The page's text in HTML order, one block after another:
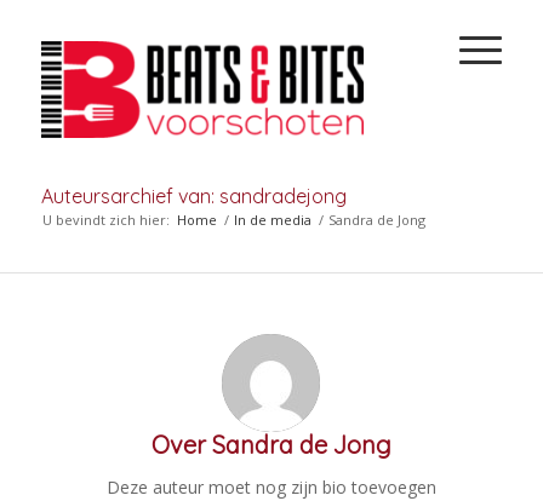
Auteursarchief van: sandradejong
U bevindt zich hier: Home / In de media / Sandra de Jong
OverSandra de Jong
Deze auteur moet nog zijn bio toevoegen